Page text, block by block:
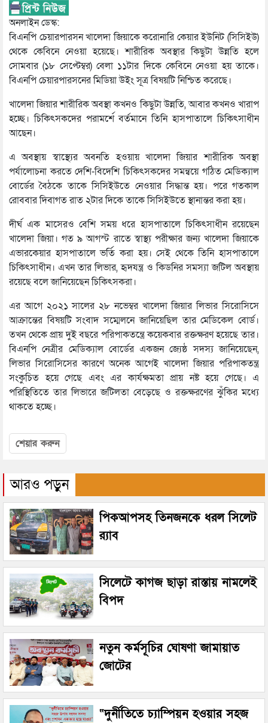
অনলাইন ডেস্ক:
বিএনপি চেয়ারপারসন খালেদা জিয়াকে করোনারি কেয়ার ইউনিট (সিসিইউ)
থেকে কেবিনে নেওয়া হয়েছে। শারীরিক অবস্থার কিছুটা উন্নতি হলে
সোমবার (১৮ সেপ্টেম্বর) বেলা ১১টার দিকে কেবিনে নেওয়া হয় তাকে।
বিএনপি চেয়ারপারসনের মিডিয়া উইং সূত্র বিষয়টি নিশ্চিত করেছে।
খালেদা জিয়ার শারীরিক অবস্থা কখনও কিছুটা উন্নতি, আবার কখনও খারাপ
হচ্ছে। চিকিৎসকদের পরামর্শে বর্তমানে তিনি হাসপাতালে চিকিৎসাধীন
আছেন।
এ অবস্থায় স্বাস্থ্যের অবনতি হওয়ায় খালেদা জিয়ার শারীরিক অবস্থা
পর্যালোচনা করতে দেশি-বিদেশি চিকিৎসকদের সমন্বয়ে গঠিত মেডিক্যাল
বোর্ডের বৈঠকে তাকে সিসিইউতে নেওয়ার সিদ্ধান্ত হয়। পরে গতকাল
রোববার দিবাগত রাত ২টার দিকে তাকে সিসিইউতে স্থানান্তর করা হয়।
দীর্ঘ এক মাসেরও বেশি সময় ধরে হাসপাতালে চিকিৎসাধীন রয়েছেন
খালেদা জিয়া। গত ৯ আগস্ট রাতে স্বাস্থ্য পরীক্ষার জন্য খালেদা জিয়াকে
এভারকেয়ার হাসপাতালে ভর্তি করা হয়। সেই থেকে তিনি হাসপাতালে
চিকিৎসাধীন। এখন তার লিভার, হৃদযন্ত্র ও কিডনির সমস্যা জটিল অবস্থায়
রয়েছে বলে জানিয়েছেন চিকিৎসকরা।
এর আগে ২০২১ সালের ২৮ নভেম্বর খালেদা জিয়ার লিভার সিরোসিসে
আক্রান্তের বিষয়টি সংবাদ সম্মেলনে জানিয়েছিল তার মেডিকেল বোর্ড।
তখন থেকে প্রায় দুই বছরে পরিপাকতন্ত্রে কয়েকবার রক্তক্ষরণ হয়েছে তার।
বিএনপি নেত্রীর মেডিক্যাল বোর্ডের একজন জ্যেষ্ঠ সদস্য জানিয়েছেন,
লিভার সিরোসিসের কারণে অনেক আগেই খালেদা জিয়ার পরিপাকতন্ত্র
সংকুচিত হয়ে গেছে এবং এর কার্যক্ষমতা প্রায় নষ্ট হয়ে গেছে। এ
পরিস্থিতিতে তার লিভারে জটিলতা বেড়েছে ও রক্তক্ষরণের ঝুঁকির মধ্যে
থাকতে হচ্ছে।
শেয়ার করুন
আরও পড়ুন
পিকআপসহ তিনজনকে ধরল সিলেট
র‌্যাব
সিলেটে কাগজ ছাড়া রাস্তায় নামলেই
বিপদ
নতুন কর্মসূচির ঘোষণা জামায়াত
জোটের
“দুর্নীতিতে চ্যাম্পিয়ন হওয়ার সহজ